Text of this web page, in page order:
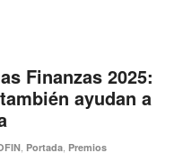
Finanzas 2025:
ayudan a
, Portada, Premios